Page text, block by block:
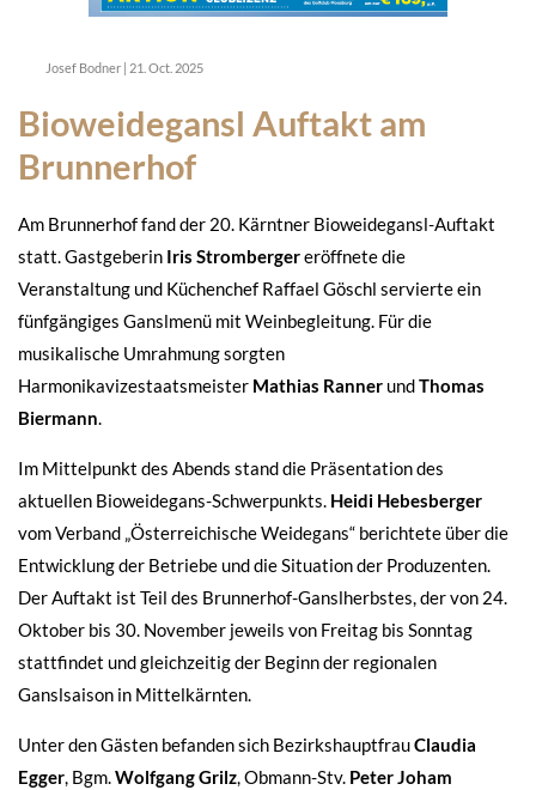
Josef Bodner | 21. Oct. 2025
Bioweidegansl Auftakt am
Brunnerhof
Am Brunnerhof fand der 20. Kärntner Bioweidegansl-Auftakt
statt. Gastgeberin Iris Strombergereröffnete die
Veranstaltung und Küchenchef Raffael Göschl servierte ein
fünfgängiges Ganslmenü mit Weinbegleitung. Für die
musikalische Umrahmung sorgten
Harmonikavizestaatsmeister Mathias Ranner undThomas
Biermann.
Im Mittelpunkt des Abends stand die Präsentation des
aktuellen Bioweidegans-Schwerpunkts. Heidi Hebesberger
vom Verband „Österreichische Weidegans“ berichtete über die
Entwicklung der Betriebe und die Situation der Produzenten.
Der Auftakt ist Teil des Brunnerhof-Ganslherbstes, der von 24.
Oktober bis 30. November jeweils von Freitag bis Sonntag
stattfindet und gleichzeitig der Beginn der regionalen
Ganslsaison in Mittelkärnten.
Unter den Gästen befanden sich BezirkshauptfrauClaudia
Egger, Bgm.Wolfgang Grilz, Obmann-Stv. Peter Joham